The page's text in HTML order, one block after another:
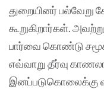
துறையினர்
கூறுகிறார்கள்.
பார்வை கொண்டு
எவ்வாறு தீர்வு
இனப்படுகொலைக்கு